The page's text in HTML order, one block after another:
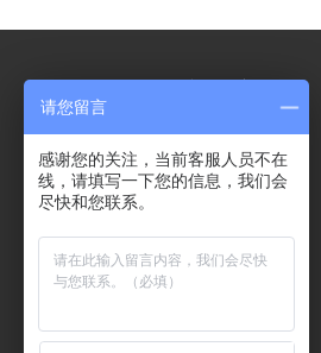
车间降温设备
请您留言
感谢您的关注，当前客服人员不在
线，请填写一下您的信息，我们会
尽快和您联系。